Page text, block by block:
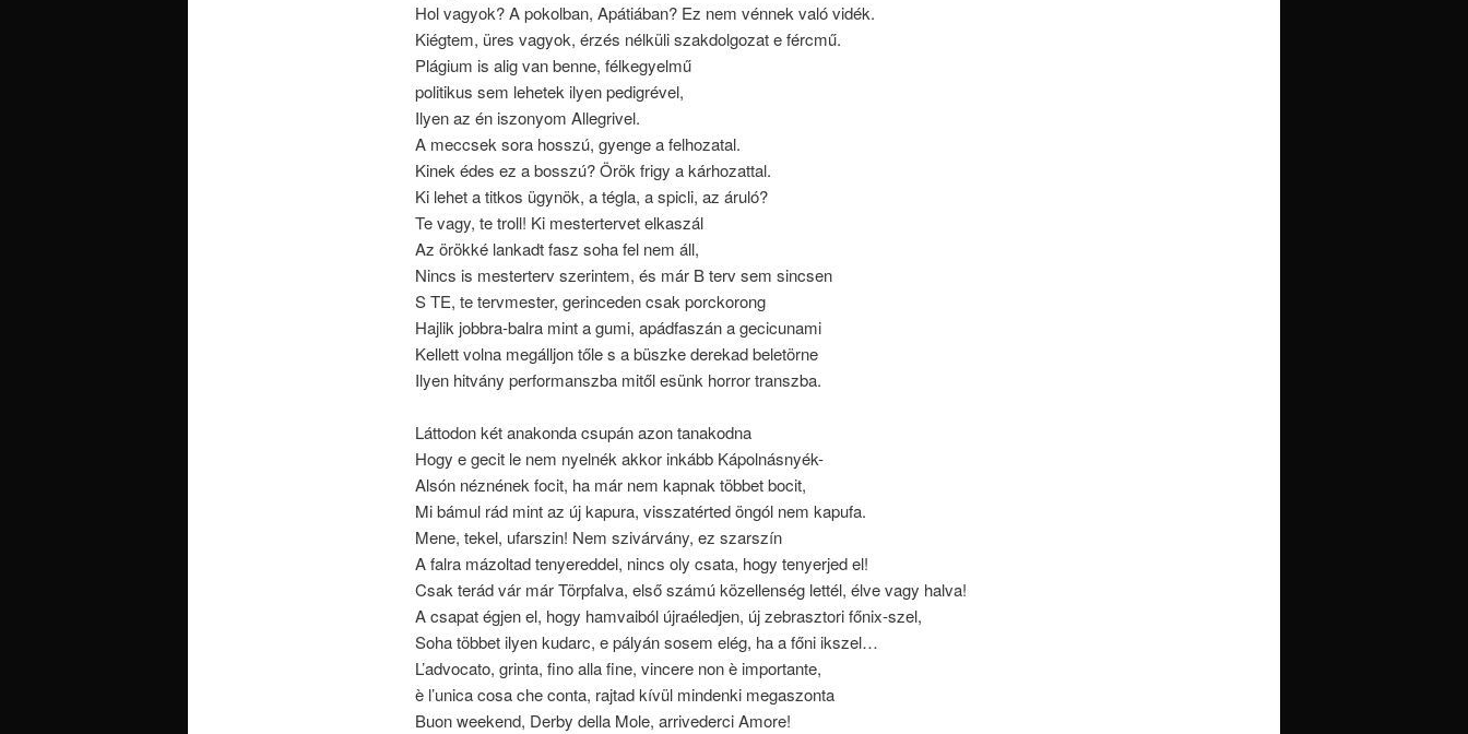
Hol vagyok? A pokolban, Apátiában? Ez nem vénnek való vidék.
Kiégtem, üres vagyok, érzés nélküli szakdolgozat e fércmű.
Plágium is alig van benne, félkegyelmű
politikus sem lehetek ilyen pedigrével,
Ilyen az én iszonyom Allegrivel.
A meccsek sora hosszú, gyenge a felhozatal.
Kinek édes ez a bosszú? Örök frigy a kárhozattal.
Ki lehet a titkos ügynök, a tégla, a spicli, az áruló?
Te vagy, te troll! Ki mestertervet elkaszál
Az örökké lankadt fasz soha fel nem áll,
Nincs is mesterterv szerintem, és már B terv sem sincsen
S TE, te tervmester, gerinceden csak porckorong
Hajlik jobbra-balra mint a gumi, apádfaszán a gecicunami
Kellett volna megálljon tőle s a büszke derekad beletörne
Ilyen hitvány performanszba mitől esünk horror transzba.
Láttodon két anakonda csupán azon tanakodna
Hogy e gecit le nem nyelnék akkor inkább Kápolnásnyék-
Alsón néznének focit, ha már nem kapnak többet bocit,
Mi bámul rád mint az új kapura, visszatérted öngól nem kapufa.
Mene, tekel, ufarszin! Nem szivárvány, ez szarszín
A falra mázoltad tenyereddel, nincs oly csata, hogy tenyerjed el!
Csak terád vár már Törpfalva, első számú közellenség lettél, élve vagy halva!
A csapat égjen el, hogy hamvaiból újraéledjen, új zebrasztori főnix-szel,
Soha többet ilyen kudarc, e pályán sosem elég, ha a főni ikszel…
L’advocato, grinta, fino alla fine, vincere non è importante,
è l’unica cosa che conta, rajtad kívül mindenki megaszonta
Buon weekend, Derby della Mole, arrivederci Amore!